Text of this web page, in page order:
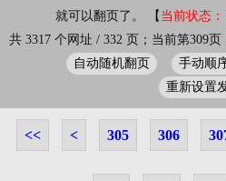
就可以翻页了。 【 当前状态
共 3317 个网址 / 332 页；当前第309页
自动随机翻页
手动顺
重新设置
<< < 305 306